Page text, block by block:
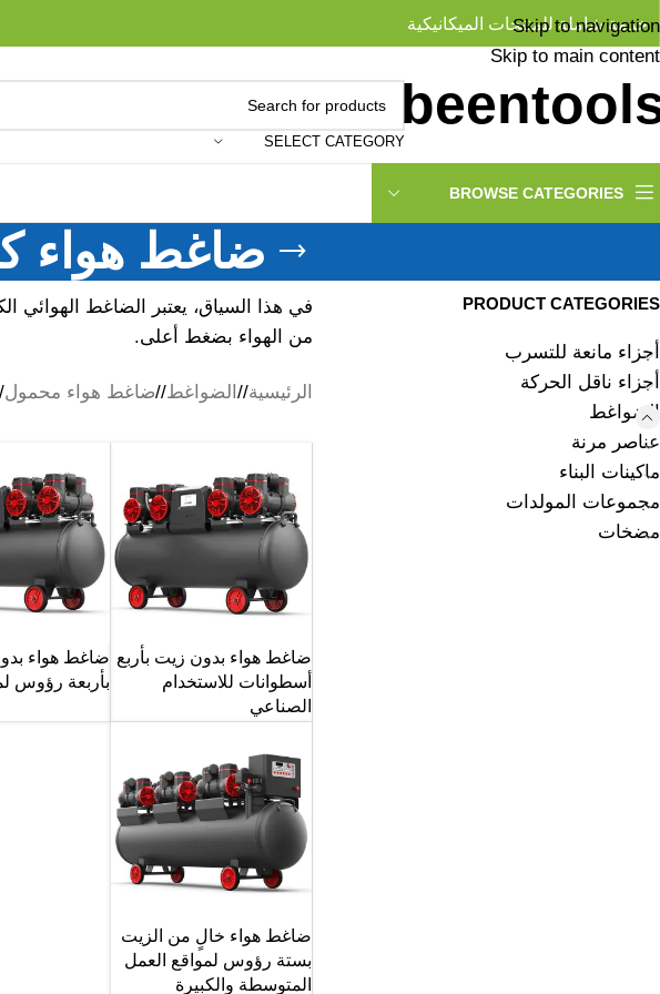
Skip to navigation
Skip to main content
خدمة شاملة للمنتجات الميكانيكية
SELECT CATEGORY
BROWSE CATEGORIES
ضاغط هواء
PRODUCT CATEGORIES
أجزاء مانعة للتسرب
أجزاء ناقل الحركة
الضواغط
عناصر مرنة
ماكينات البناء
مجموعات المولدات
مضخات
في هذا السياق، يعتبر الضاغط الهوائي
من الهواء بضغط أعلى.
الرئيسية/ الضواغط/ ضاغط هواء محمول/
ضاغط هواء بدون زيت بأربع
أسطوانات للاستخدام
الصناعي
ضاغط هواء
بأربعة رؤوس
ضاغط هواء خالٍ من الزيت
بستة رؤوس لمواقع العمل
المتوسطة والكبيرة